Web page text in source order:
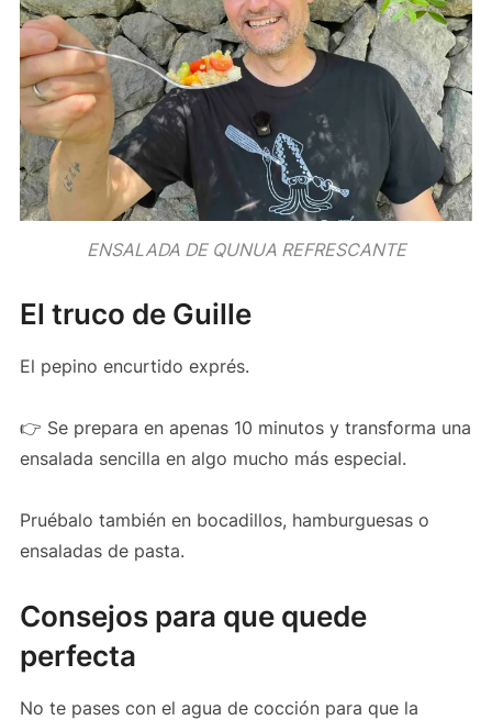
ENSALADA DE QUNUA REFRESCANTE
El truco de Guille
El pepino encurtido exprés.
👉 Se prepara en apenas 10 minutos y transforma una
ensalada sencilla en algo mucho más especial.
Pruébalo también en bocadillos, hamburguesas o
ensaladas de pasta.
Consejos para que quede
perfecta
No te pases con el agua de cocción para que la